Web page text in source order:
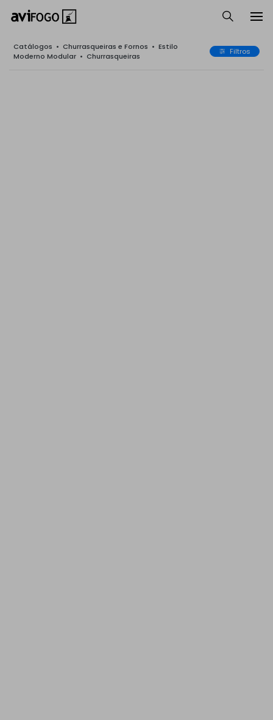
Catálogos • Churrasqueiras e Fornos • Estilo
Moderno Modular • Churrasqueiras Filtros